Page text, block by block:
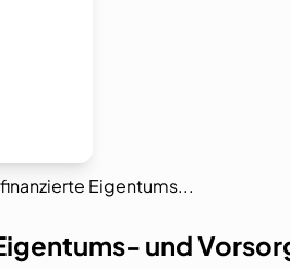
Eigentums...
und